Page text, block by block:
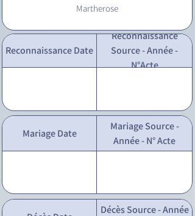
Martherose
Reconnaissance Date
Reconnaissance
Source - Année -
N°Acte
Mariage Date
Mariage Source -
Année - N° Acte
Décès Source - Année